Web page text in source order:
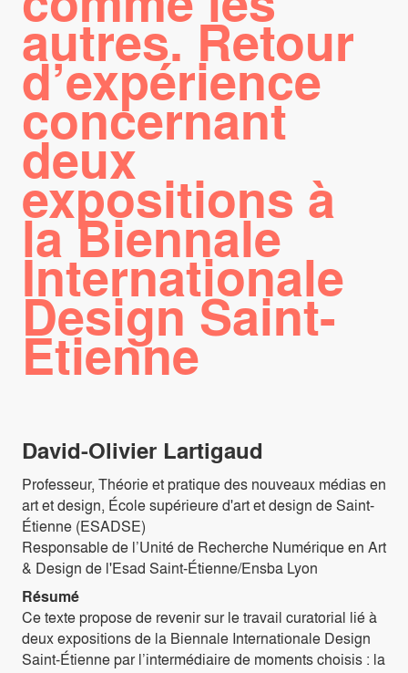
autres. Retour
d’expérience
concernant
deux
expositions à
la Biennale
Internationale
Design Saint-
Étienne
David-Olivier Lartigaud
Professeur, Théorie et pratique des nouveaux médias en
art et design, École supérieure d'art et design de Saint-
Étienne (ESADSE)
Responsable de l’Unité de Recherche Numérique en Art
& Design de l'Esad Saint-Étienne/Ensba Lyon
Résumé
Ce texte propose de revenir sur le travail curatorial lié à
deux expositions de la Biennale Internationale Design
Saint-Étienne par l’intermédiaire de moments choisis : la